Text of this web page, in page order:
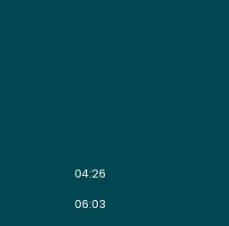
04:26
06:03